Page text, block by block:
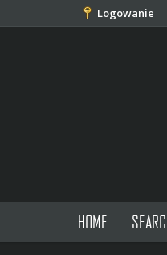
Logowanie
HOME